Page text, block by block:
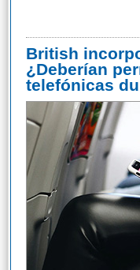
British
¿Deberían
telefónicas